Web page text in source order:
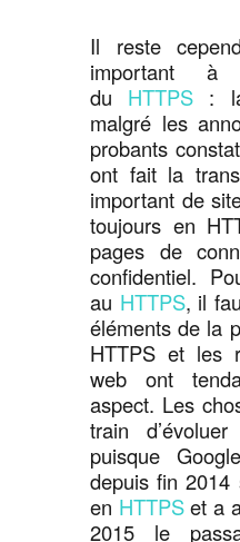
Il reste
important à
du HTTPS :
malgré les
probants
ont fait la
important de
toujours en
pages de
confidentiel.
au HTTPS, il
éléments de la
HTTPS et les
web ont
aspect. Les
train
puisque
depuis fin 2014
en HTTPSet a
2015 le